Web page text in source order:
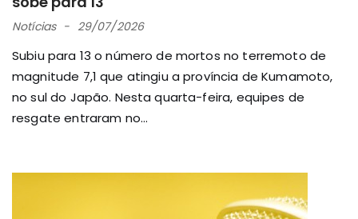
Notícias 29/07/2026
Subiu para 13 o número de mortos no terremoto de
magnitude 7,1 que atingiu a província de Kumamoto,
no sul do Japão. Nesta quarta-feira, equipes de
resgate entraram no...